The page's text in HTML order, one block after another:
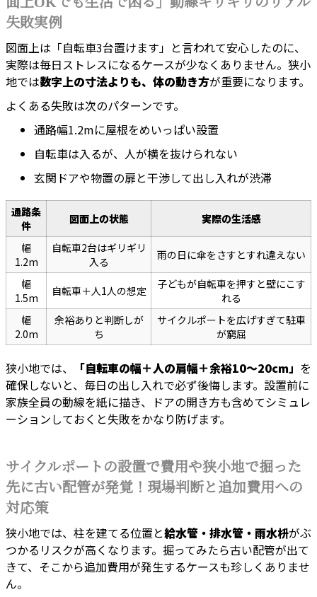
失敗実例
図面上は「自転車3台置けます」と言われて安心したのに、
実際は毎日ストレスになるケースが少なくありません。狭小
地では数字上の寸法よりも、体の動き方が重要になります。
よくある失敗は次のパターンです。
通路幅1.2mに屋根をめいっぱい設置
自転車は入るが、人が横を抜けられない
玄関ドアや物置の扉と干渉して出し入れが渋滞
通路条
件
図面上の状態 実際の生活感
幅
1.2m
自転車2台はギリギリ
入る
雨の日に傘をさすとすれ違えない
幅
1.5m
自転車＋人1人の想定
子どもが自転車を押すと壁にこす
れる
幅
2.0m
余裕ありと判断しが
ち
サイクルポートを広げすぎて駐車
が窮屈
狭小地では、 「自転車の幅＋人の肩幅＋余裕10〜20cm」 を
確保しないと、毎日の出し入れで必ず後悔します。設置前に
家族全員の動線を紙に描き、ドアの開き方も含めてシミュレ
ーションしておくと失敗をかなり防げます。
サイクルポートの設置で費用や狭小地で掘った
先に古い配管が発覚！現場判断と追加費用への
対応策
狭小地では、柱を建てる位置と給水管・排水管・雨水枡がぶ
つかるリスクが高くなります。掘ってみたら古い配管が出て
きて、そこから追加費用が発生するケースも珍しくありませ
ん。